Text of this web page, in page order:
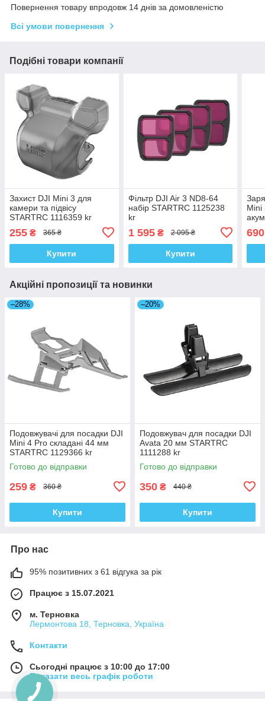
Повернення товару впродовж 14 днів за домовленістю
Всі умови повернення
Подібні товари компанії
Захист DJI Mini 3 для
камери та підвісу
STARTRC 1116359 kr
255 ₴ 365 ₴
Купити
Фільтр DJI Air 3 ND8-64
набір STARTRC 1125238
kr
1 595₴ 2 095 ₴
Купити
Mini
690
Акційні пропозиції та новинки
–28%
Подовжувачі для посадки DJI
Mini 4 Pro складані 44 мм
STARTRC 1129366 kr
Готово до відправки
259 ₴ 360 ₴
Купити
–20%
Подовжувач для посадки DJI
Avata 20 мм STARTRC
1111288 kr
Готово до відправки
350 ₴ 440 ₴
Купити
Про нас
95% позитивних з 61 відгука за рік
Працює з 15.07.2021
м. Терновка
Лермонтова 18, Терновка, Україна
Контакти
Сьогодні працює з 10:00 до 17:00
Показати весь графік роботи